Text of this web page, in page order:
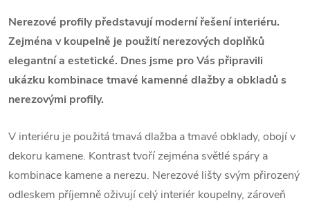
Nerezové profily představují moderní řešení interiéru.
Zejména v koupelně je použití nerezových doplňků
elegantní a estetické. Dnes jsme pro Vás připravili
ukázku kombinace tmavé kamenné dlažby a obkladů s
nerezovými profily.
V interiéru je použitá tmavá dlažba a tmavé obklady, obojí v
dekoru kamene. Kontrast tvoří zejména světlé spáry a
kombinace kamene a nerezu. Nerezové lišty svým přirozený
odleskem příjemně oživují celý interiér koupelny, zároveň